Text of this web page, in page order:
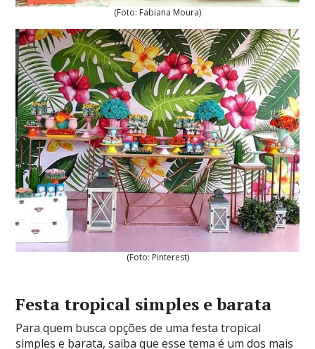
(Foto: Fabiana Moura)
(Foto: Pinterest)
Festa tropical simples e barata
Para quem busca opções de uma festa tropical
simples e barata, saiba que esse tema é um dos mais